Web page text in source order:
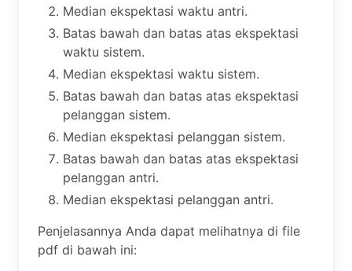
Median ekspektasi waktu antri.
Batas bawah dan batas atas ekspektasi
waktu sistem.
Median ekspektasi waktu sistem.
Batas bawah dan batas atas ekspektasi
pelanggan sistem.
Median ekspektasi pelanggan sistem.
Batas bawah dan batas atas ekspektasi
pelanggan antri.
Median ekspektasi pelanggan antri.
Penjelasannya Anda dapat melihatnya di file
pdf di bawah ini: